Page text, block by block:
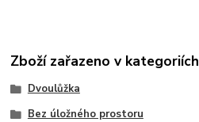
Zboží zařazeno v kategoriích
Dvoulůžka
Bez úložného prostoru